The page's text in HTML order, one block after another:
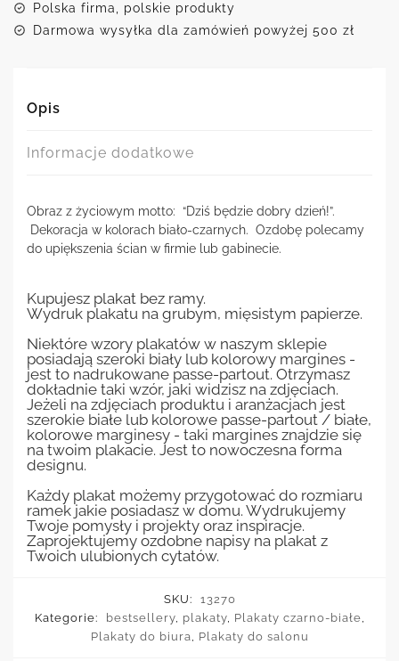
Polska firma, polskie produkty
Darmowa wysyłka dla zamówień powyżej 500 zł
Opis
Informacje dodatkowe
Obraz z życiowym motto: “Dziś będzie dobry dzień!”.
Dekoracja w kolorach biało-czarnych. Ozdobę polecamy
do upiększenia ścian w firmie lub gabinecie.
Kupujesz plakat bez ramy.
Wydruk plakatu na grubym, mięsistym papierze.
Niektóre wzory plakatów w naszym sklepie
posiadają szeroki biały lub kolorowy margines -
jest to nadrukowane passe-partout. Otrzymasz
dokładnie taki wzór, jaki widzisz na zdjęciach.
Jeżeli na zdjęciach produktu i aranżacjach jest
szerokie białe lub kolorowe passe-partout / białe,
kolorowe marginesy - taki margines znajdzie się
na twoim plakacie. Jest to nowoczesna forma
designu.
Każdy plakat możemy przygotować do rozmiaru
ramek jakie posiadasz w domu. Wydrukujemy
Twoje pomysły i projekty oraz inspiracje.
Zaprojektujemy ozdobne napisy na plakat z
Twoich ulubionych cytatów.
SKU:
13270
Kategorie:
bestsellery, plakaty, Plakaty czarno-białe,
Plakaty do biura, Plakaty do salonu